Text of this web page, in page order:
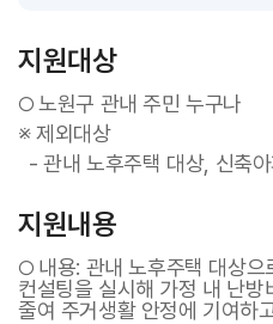
지원대상
○노원구 관내 주민 누구나
※ 제외대상
- 관내 노후주택 대상, 신축
지원내용
○ 내용: 관내 노후주택 대상
컨설팅을 실시해 가정 내 난
줄여 주거생활 안정에 기여하